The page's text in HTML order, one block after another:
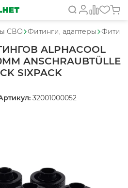
СВО Фитинги, адаптеры
ALPHACOOL
ANSCHRAUBTÜLLE
SIXPACK
32001000052